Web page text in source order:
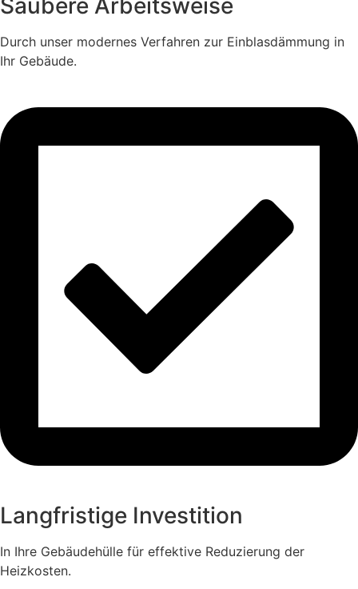
Saubere Arbeitsweise
Durch unser modernes Verfahren zur Einblasdämmung in
Ihr Gebäude.
Langfristige Investition
In Ihre Gebäudehülle für effektive Reduzierung der
Heizkosten.